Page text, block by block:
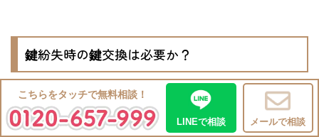
鍵紛失時の鍵交換は必要か？
こちらをタッチで無料相談！
LINEで相談 メールで相談